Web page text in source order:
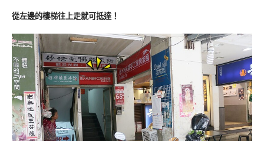
從左邊的樓梯往上走就可抵達！